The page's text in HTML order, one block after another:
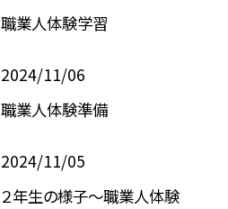
職業人体験学習
2024/11/06
職業人体験準備
2024/11/05
２年生の様子〜職業人体験